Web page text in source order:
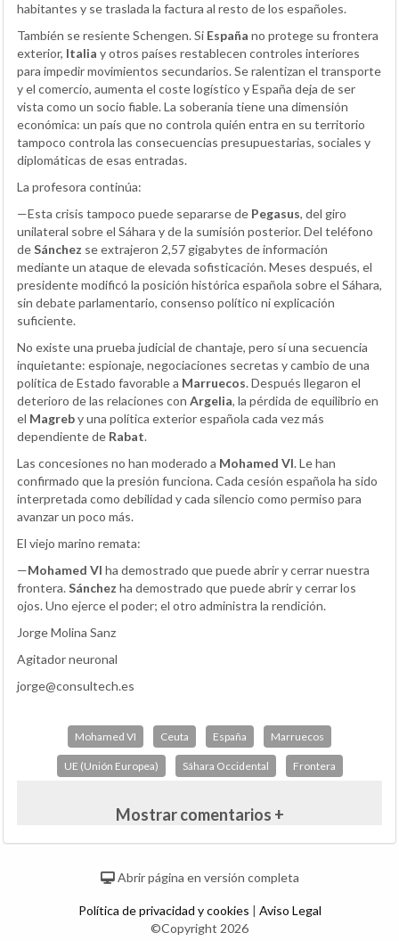
habitantes y se traslada la factura al resto de los españoles.
También se resiente Schengen. Si España no protege su frontera
exterior, Italia y otros países restablecen controles interiores
para impedir movimientos secundarios. Se ralentizan el transporte
y el comercio, aumenta el coste logístico y España deja de ser
vista como un socio fiable. La soberanía tiene una dimensión
económica: un país que no controla quién entra en su territorio
tampoco controla las consecuencias presupuestarias, sociales y
diplomáticas de esas entradas.
La profesora continúa:
—Esta crisis tampoco puede separarse de Pegasus, del giro
unilateral sobre el Sáhara y de la sumisión posterior. Del teléfono
deSánchez se extrajeron 2,57 gigabytes de información
mediante un ataque de elevada sofisticación. Meses después, el
presidente modificó la posición histórica española sobre el Sáhara,
sin debate parlamentario, consenso político ni explicación
suficiente.
No existe una prueba judicial de chantaje, pero sí una secuencia
inquietante: espionaje, negociaciones secretas y cambio de una
política de Estado favorable a Marruecos. Después llegaron el
deterioro de las relaciones con Argelia, la pérdida de equilibrio en
el Magreby una política exterior española cada vez más
dependiente de Rabat.
Las concesiones no han moderado a Mohamed VI. Le han
confirmado que la presión funciona. Cada cesión española ha sido
interpretada como debilidad y cada silencio como permiso para
avanzar un poco más.
El viejo marino remata:
—Mohamed VI ha demostrado que puede abrir y cerrar nuestra
frontera.Sánchez ha demostrado que puede abrir y cerrar los
ojos. Uno ejerce el poder; el otro administra la rendición.
Jorge Molina Sanz
Agitador neuronal
jorge@consultech.es
Mohamed VI Ceuta España Marruecos
UE (Unión Europea) Sáhara Occidental Frontera
Mostrar comentarios +
Abrir página en versión completa
Política de privacidad y cookies | Aviso Legal
©Copyright 2026